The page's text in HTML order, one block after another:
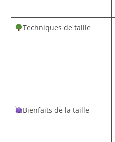
Techniques de taille
Bienfaits de la taille